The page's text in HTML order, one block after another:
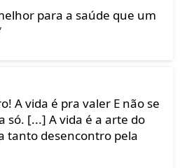
para a saúde que um
A vida é pra valer E não se
só. [...] A vida é a arte do
tanto desencontro pela